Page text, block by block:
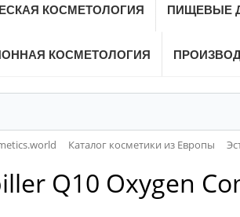
КОСМЕТОЛОГИЯ ПИЩЕВЫЕ
КОСМЕТОЛОГИЯ
Каталог косметики из Европы
Q10 Oxygen